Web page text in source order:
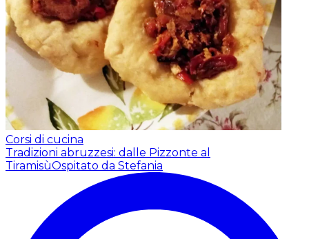
Corsi di cucina
Tradizioni abruzzesi: dalle Pizzonte al
TiramisùOspitato da Stefania